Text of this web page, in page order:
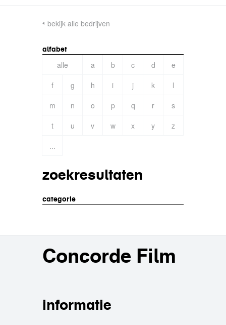
bekijk alle bedrijven
alfabet
alle a b c d
e
f
g h i j k
l
m
n o p q r
s
t
u v w x y
z
...
zoekresultaten
categorie
Concorde Film
informatie